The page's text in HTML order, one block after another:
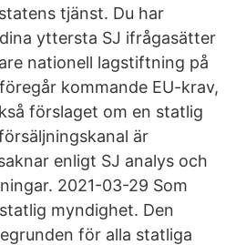
tjänst. Du har
yttersta SJ ifrågasätter
nationell lagstiftning på
kommande EU-krav,
förslaget om en statlig
är
enligt SJ analys och
2021-03-29 Som
myndighet. Den
för alla statliga